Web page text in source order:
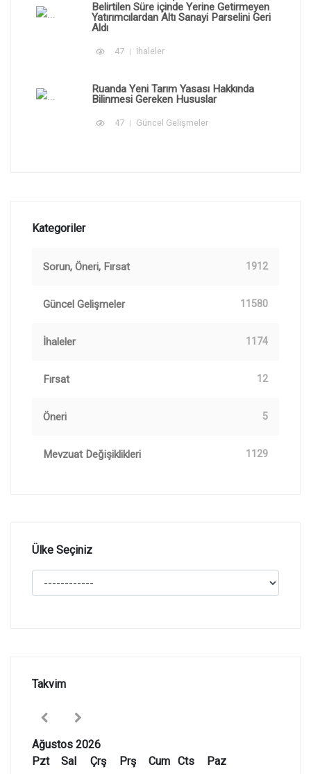
Belirtilen Süre içinde Yerine Getirmeyen
Yatırımcılardan Altı Sanayi Parselini Geri
Aldı
47 İhaleler
Ruanda Yeni Tarım Yasası Hakkında
Bilinmesi Gereken Hususlar
47 Güncel Gelişmeler
Kategoriler
Sorun, Öneri, Fırsat 1912
Güncel Gelişmeler 11580
İhaleler 1174
Fırsat 12
Öneri 5
Mevzuat Değişiklikleri 1129
Ülke Seçiniz
Takvim
Ağustos 2026
Pzt
Sal Çrş Prş Cum Cts Paz